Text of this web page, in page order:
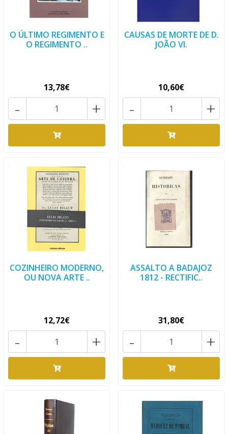
O ÚLTIMO REGIMENTO E
O REGIMENTO ..
13,78€
+
-
CAUSAS DE MORTE DE D.
JOÃO VI.
10,60€
+
-
COZINHEIRO MODERNO,
OU NOVA ARTE ..
12,72€
+
-
ASSALTO A BADAJOZ
1812 - RECTIFIC..
31,80€
+
-